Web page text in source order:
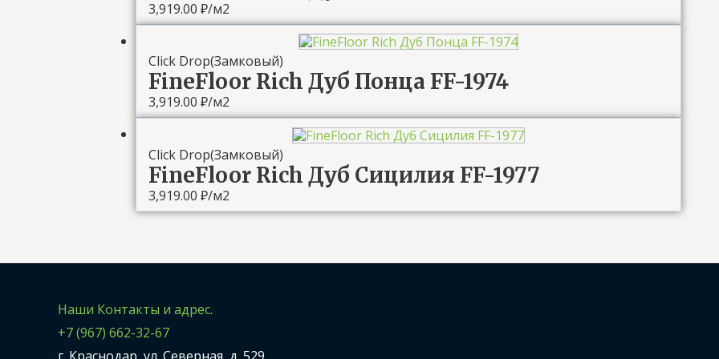
3,919.00 ₽/м2
Click Drop(Замковый)
FineFloor Rich Дуб Понца FF-1974
3,919.00 ₽/м2
Click Drop(Замковый)
FineFloor Rich Дуб Сицилия FF-1977
3,919.00 ₽/м2
Наши Контакты и адрес.
+7 (967) 662-32-67